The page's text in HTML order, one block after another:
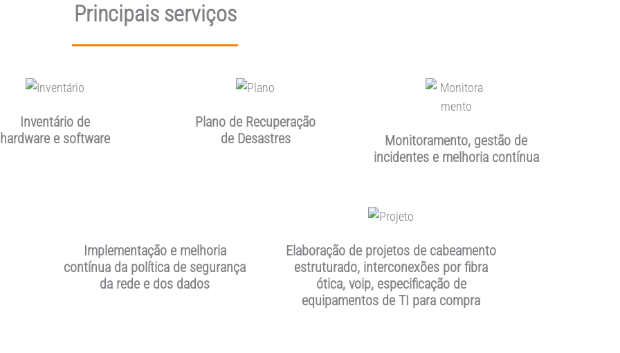
Principais serviços
Inventário de
hardware e software
Plano de Recuperação
de Desastres
Monitoramento, gestão de
incidentes e melhoria contínua
Implementação e melhoria
contínua da política de segurança
da rede e dos dados
Elaboração de projetos de cabeamento
estruturado, interconexões por fibra
ótica, voip, especificação de
equipamentos de TI para compra